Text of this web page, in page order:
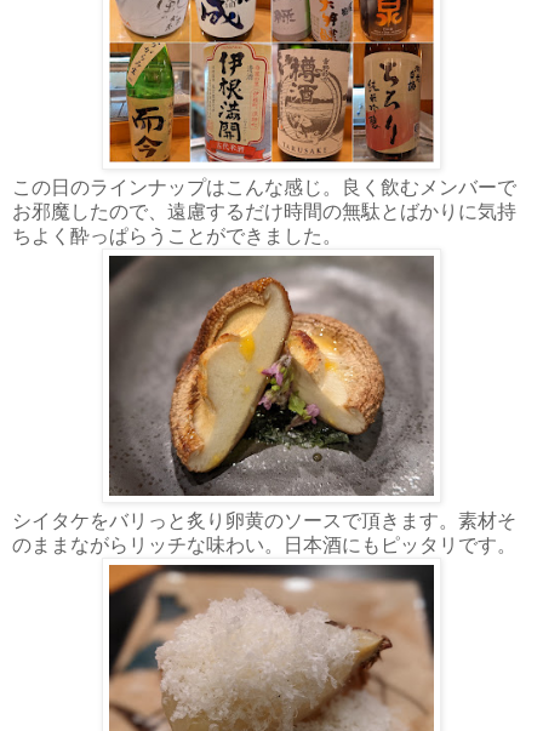
この日のラインナップはこんな感じ。良く飲むメンバーで
お邪魔したので、遠慮するだけ時間の無駄とばかりに気持
ちよく酔っぱらうことができました。
シイタケをバリっと炙り卵黄のソースで頂きます。素材そ
のままながらリッチな味わい。日本酒にもピッタリです。